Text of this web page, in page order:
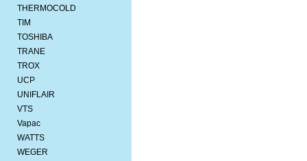
THERMOCOLD
TIM
TOSHIBA
TRANE
TROX
UCP
UNIFLAIR
VTS
Vapac
WATTS
WEGER